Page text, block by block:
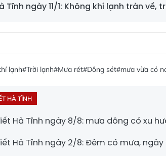
Tĩnh ngày 11/1: Không khí lạnh tràn về,
lạnh#Trời lạnh#Mưa rét#Dông sét#mưa vừa có
HÀ TĨNH
Hà Tĩnh ngày 8/8: mưa dông có xu
Hà Tĩnh ngày 2/8: Đêm có mưa,